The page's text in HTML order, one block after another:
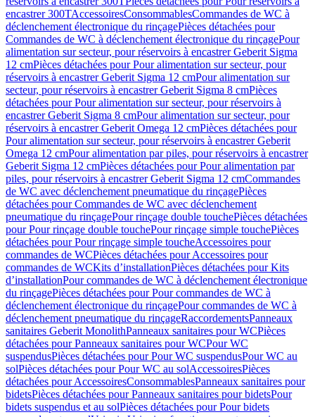
encastrer 300TAccessoiresConsommablesCommandes de WC à
déclenchement électronique du rinçagePièces détachées pour
Commandes de WC à déclenchement électronique du rinçagePour
alimentation sur secteur, pour réservoirs à encastrer Geberit Sigma
12 cmPièces détachées pour Pour alimentation sur secteur, pour
réservoirs à encastrer Geberit Sigma 12 cmPour alimentation sur
secteur, pour réservoirs à encastrer Geberit Sigma 8 cmPièces
détachées pour Pour alimentation sur secteur, pour réservoirs à
encastrer Geberit Sigma 8 cmPour alimentation sur secteur, pour
réservoirs à encastrer Geberit Omega 12 cmPièces détachées pour
Pour alimentation sur secteur, pour réservoirs à encastrer Geberit
Omega 12 cmPour alimentation par piles, pour réservoirs à encastrer
Geberit Sigma 12 cmPièces détachées pour Pour alimentation par
piles, pour réservoirs à encastrer Geberit Sigma 12 cmCommandes
de WC avec déclenchement pneumatique du rinçagePièces
détachées pour Commandes de WC avec déclenchement
pneumatique du rinçagePour rinçage double touchePièces détachées
pour Pour rinçage double touchePour rinçage simple touchePièces
détachées pour Pour rinçage simple toucheAccessoires pour
commandes de WCPièces détachées pour Accessoires pour
commandes de WCKits d’installationPièces détachées pour Kits
d’installationPour commandes de WC à déclenchement électronique
du rinçagePièces détachées pour Pour commandes de WC à
déclenchement électronique du rinçagePour commandes de WC à
déclenchement pneumatique du rinçageRaccordementsPanneaux
sanitaires Geberit MonolithPanneaux sanitaires pour WCPièces
détachées pour Panneaux sanitaires pour WCPour WC
suspendusPièces détachées pour Pour WC suspendusPour WC au
solPièces détachées pour Pour WC au solAccessoiresPièces
détachées pour AccessoiresConsommablesPanneaux sanitaires pour
bidetsPièces détachées pour Panneaux sanitaires pour bidetsPour
bidets suspendus et au solPièces détachées pour Pour bidets